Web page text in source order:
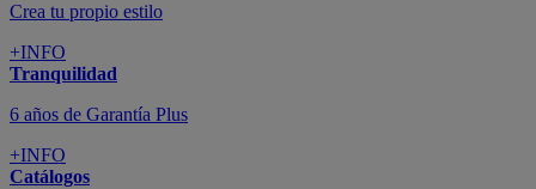
Crea tu propio estilo
+INFO
Tranquilidad
6 años de Garantía Plus
+INFO
Catálogos